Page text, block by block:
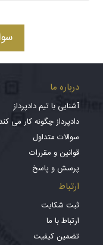
درباره ما
آشنایی با تیم دادپرداز
دادپرداز چگونه کار می کند
سوالات متداول
قوانین و مقررات
پرسش و پاسخ
ارتباط
ثبت شکایت
ارتباط با ما
تضمین کیفیت